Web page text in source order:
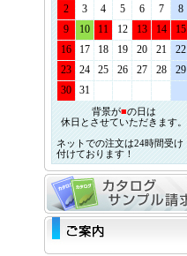
2
3 4 5 6 7
8
9
10 11 12 13 14
15
16
17 18 19 20 21
22
23
24 25 26 27 28
29
30
31
背景が■の日は
休日とさせていただきます。
ネットでの注文は24時間受け
付けております！